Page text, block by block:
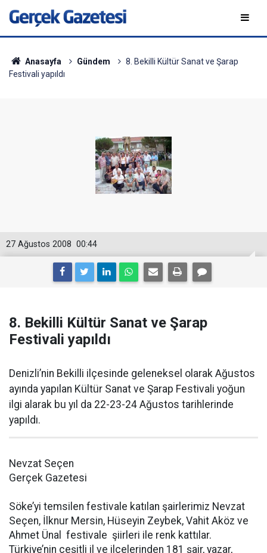
Anasayfa Gündem
8. Bekilli Kültür Sanat ve Şarap
Festivali yapıldı
00:44
27 Ağustos 2008
8. Bekilli Kültür Sanat ve Şarap
Festivali yapıldı
Denizli’nin Bekilli ilçesinde geleneksel olarak Ağustos
ayında yapılan Kültür Sanat ve Şarap Festivali yoğun
ilgi alarak bu yıl da 22-23-24 Ağustos tarihlerinde
yapıldı.
Nevzat Seçen
Gerçek Gazetesi
Söke’yi temsilen festivale katılan şairlerimiz Nevzat
Seçen, İlknur Mersin, Hüseyin Zeybek, Vahit Aköz ve
Ahmet Ünal festivale şiirleri ile renk kattılar.
Türkiye’nin çeşitli il ve ilçelerinden 181 şair, yazar,